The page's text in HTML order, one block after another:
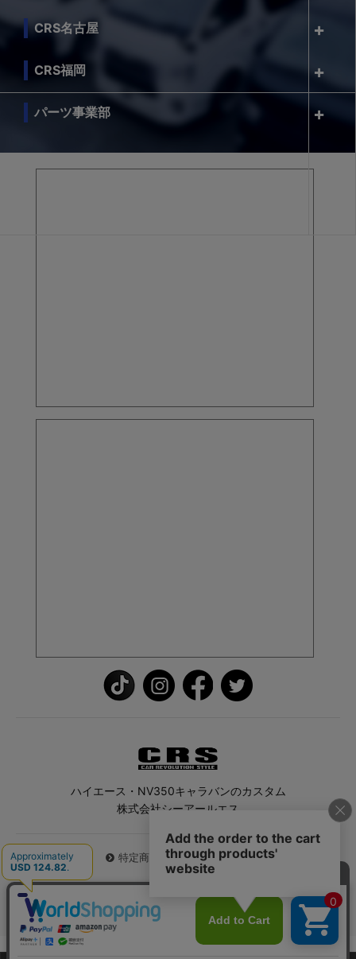
CRS名古屋
CRS福岡
パーツ事業部
ハイエース・NV350キャラバンのカスタム
株式会社シーアールエス
特定商取引法に基づく表記
© 2026 ハイエース専門店CRS All Rights Reserved.